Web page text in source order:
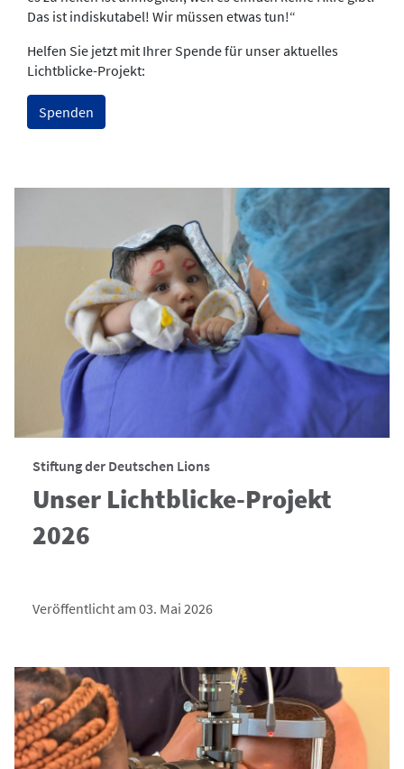
Das ist indiskutabel! Wir müssen etwas tun!“
Helfen Sie jetzt mit Ihrer Spende für unser aktuelles
Lichtblicke-Projekt:
Spenden
Stiftung der Deutschen Lions
Unser Lichtblicke-Projekt
2026
Veröffentlicht am 03. Mai 2026